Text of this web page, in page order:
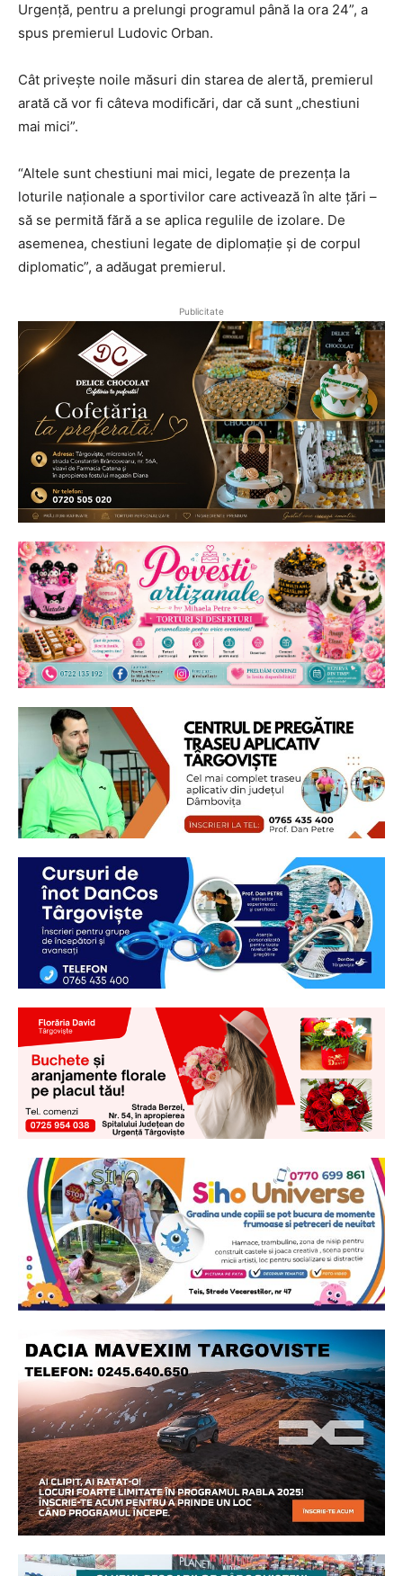
Urgență, pentru a prelungi programul până la ora 24”, a
spus premierul Ludovic Orban.
Cât privește noile măsuri din starea de alertă, premierul
arată că vor fi câteva modificări, dar că sunt „chestiuni
mai mici”.
“Altele sunt chestiuni mai mici, legate de prezența la
loturile naționale a sportivilor care activează în alte țări –
să se permită fără a se aplica regulile de izolare. De
asemenea, chestiuni legate de diplomație și de corpul
diplomatic”, a adăugat premierul.
Publicitate